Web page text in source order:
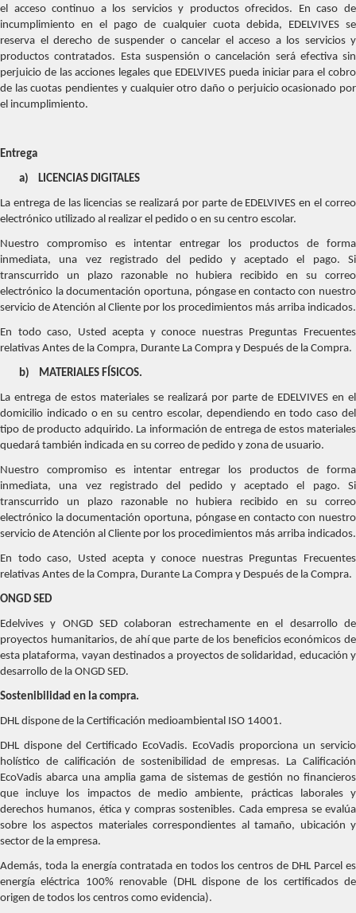
el acceso continuo a los servicios y productos ofrecidos. En caso de
incumplimiento en el pago de cualquier cuota debida, EDELVIVES se
reserva el derecho de suspender o cancelar el acceso a los servicios y
productos contratados. Esta suspensión o cancelación será efectiva sin
perjuicio de las acciones legales que EDELVIVES pueda iniciar para el cobro
de las cuotas pendientes y cualquier otro daño o perjuicio ocasionado por
el incumplimiento.
Entrega
a) LICENCIAS DIGITALES
La entrega de las licencias se realizará por parte de EDELVIVES en el correo
electrónico utilizado al realizar el pedido o en su centro escolar.
Nuestro compromiso es intentar entregar los productos de forma
inmediata, una vez registrado del pedido y aceptado el pago. Si
transcurrido un plazo razonable no hubiera recibido en su correo
electrónico la documentación oportuna, póngase en contacto con nuestro
servicio de Atención al Cliente por los procedimientos más arriba indicados.
En todo caso, Usted acepta y conoce nuestras Preguntas Frecuentes
relativas Antes de la Compra, Durante La Compra y Después de la Compra.
b) MATERIALES FÍSICOS.
La entrega de estos materiales se realizará por parte de EDELVIVES en el
domicilio indicado o en su centro escolar, dependiendo en todo caso del
tipo de producto adquirido. La información de entrega de estos materiales
quedará también indicada en su correo de pedido y zona de usuario.
Nuestro compromiso es intentar entregar los productos de forma
inmediata, una vez registrado del pedido y aceptado el pago. Si
transcurrido un plazo razonable no hubiera recibido en su correo
electrónico la documentación oportuna, póngase en contacto con nuestro
servicio de Atención al Cliente por los procedimientos más arriba indicados.
En todo caso, Usted acepta y conoce nuestras Preguntas Frecuentes
relativas Antes de la Compra, Durante La Compra y Después de la Compra.
ONGD SED
Edelvives y ONGD SED colaboran estrechamente en el desarrollo de
proyectos humanitarios, de ahí que parte de los beneficios económicos de
esta plataforma, vayan destinados a proyectos de solidaridad, educación y
desarrollo de la ONGD SED.
Sostenibilidad en la compra.
DHL dispone de la Certificación medioambiental ISO 14001.
DHL dispone del Certificado EcoVadis. EcoVadis proporciona un servicio
holístico de calificación de sostenibilidad de empresas. La Calificación
EcoVadis abarca una amplia gama de sistemas de gestión no financieros
que incluye los impactos de medio ambiente, prácticas laborales y
derechos humanos, ética y compras sostenibles. Cada empresa se evalúa
sobre los aspectos materiales correspondientes al tamaño, ubicación y
sector de la empresa.
Además, toda la energía contratada en todos los centros de DHL Parcel es
energía eléctrica 100% renovable (DHL dispone de los certificados de
origen de todos los centros como evidencia).